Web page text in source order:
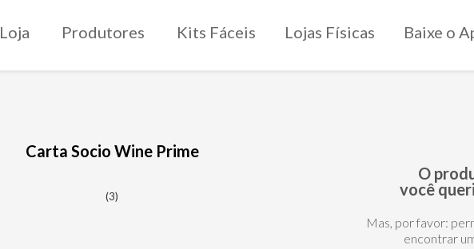
Loja Produtores Kits Fáceis Lojas Físicas Baixe o
Carta Socio Wine Prime
(3)
O
você
Mas, por favor:
encontrar